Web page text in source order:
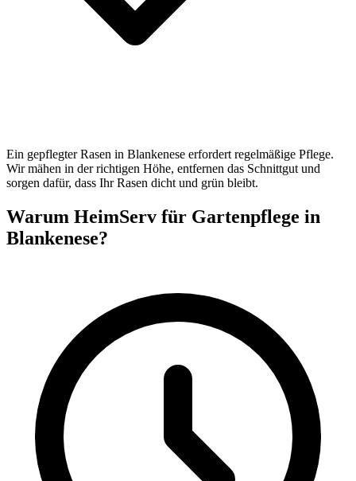
Ein gepflegter Rasen in Blankenese erfordert regelmäßige Pflege.
Wir mähen in der richtigen Höhe, entfernen das Schnittgut und
sorgen dafür, dass Ihr Rasen dicht und grün bleibt.
Warum HeimServ für Gartenpflege in
Blankenese?